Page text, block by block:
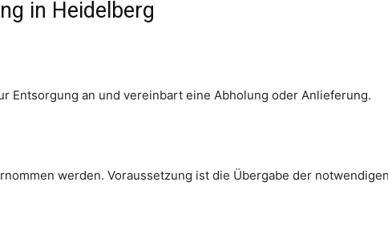
in Heidelberg
Entsorgung an und vereinbart eine Abholung oder Anlieferung.
werden. Voraussetzung ist die Übergabe der